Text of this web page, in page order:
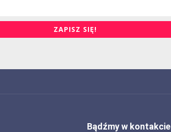
ZAPISZ SIĘ!
Bądźmy w kontakcie